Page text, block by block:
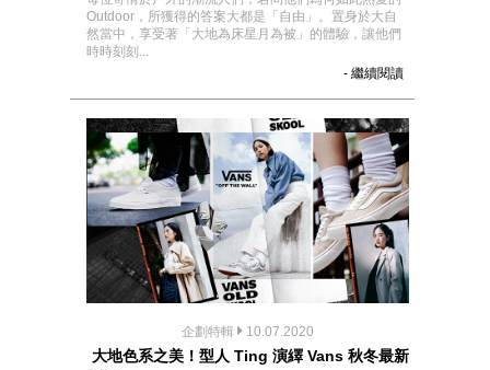
Outdoor，所獲得的答案大都是「自由」。置身於大自
然當中，享受著「大地為床星月為被」的體驗，讓他們
時時刻刻...
- 繼續閱讀
企劃特輯 10.07.2020
大地色系之美！型人 Ting 演繹 Vans 秋冬最新